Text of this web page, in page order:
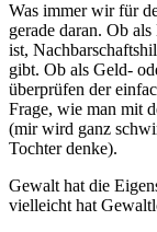
Was immer wir für
gerade daran. Ob
ist,
gibt. Ob als Geld-
überprüfen der
Frage, wie man mit
(mir wird ganz
Tochter denke).
Gewalt hat die
vielleicht hat